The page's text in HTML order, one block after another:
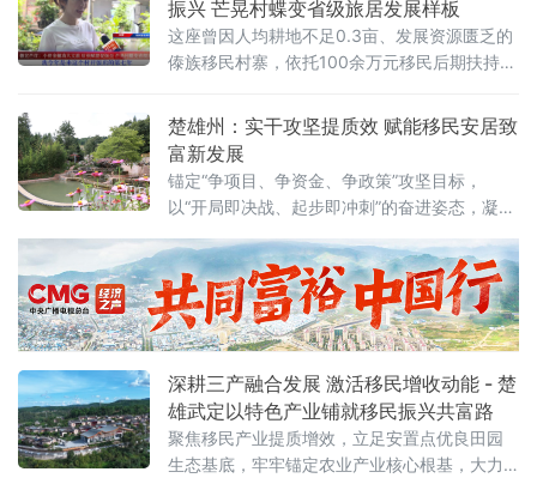
云南的生活”从诗意概念转化为可触可感的旅居
日常，为“旅居云南”品牌写下生动注脚。
振兴 芒晃村蝶变省级旅居发展样板
这座曾因人均耕地不足0.3亩、发展资源匮乏的
傣族移民村寨，依托100余万元移民后期扶持资
扶持移民创业，激活文旅业态，成功实现产业
迭代、村民增收、村寨蝶变。2
楚雄州：实干攻坚提质效 赋能移民安居致
富新发展
锚定“争项目、争资金、争政策”攻坚目标，
以“开局即决战、起步即冲刺”的奋进姿态，凝心
实现一季度工作高开高走、稳中有进。通过强
队伍、抓落实、兴产业、保稳定、争示范，全
方位夯实移民安置发展根基，切实走好“搬得
出、稳得住、能发展、可致富”的高质量发展之
章。固本强基砺
深耕三产融合发展 激活移民增收动能 - 楚
雄武定以特色产业铺就移民振兴共富路
聚焦移民产业提质增效，立足安置点优良田园
生态基底，牢牢锚定农业产业核心根基，大力